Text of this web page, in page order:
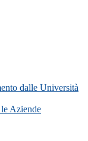
dalle Università
Aziende